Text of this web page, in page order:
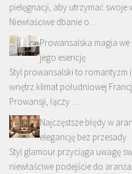
pielęgnacji, aby utrzymać swoje
Niewłaściwe dbanie o …
Prowansalska magia
jego esencję
Styl prowansalski to
wnętrz klimat południowej
Prowansji, łączy …
Najczęstsze błędy w
elegancję bez przesady
Styl glamour przyciąga uwagę
niewłaściwe podejście do